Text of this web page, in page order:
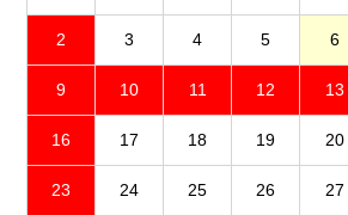
2 3 4 5 6
9 10 11 12 13
16 17 18 19 20
23 24 25 26 27